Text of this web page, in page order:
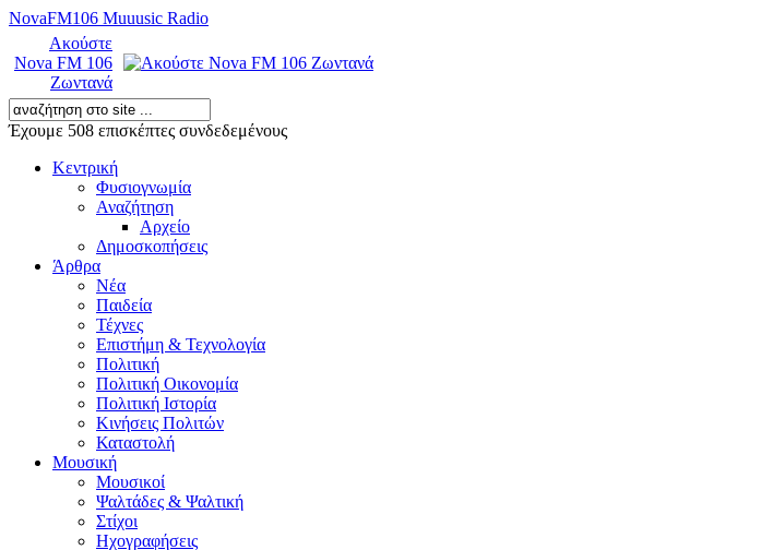
NovaFM106 Muuusic Radio
Ακούστε
Nova FM 106
Ζωντανά
Έχουμε 508 επισκέπτες συνδεδεμένους
Κεντρική
Φυσιογνωμία
Αναζήτηση
Αρχείο
Δημοσκοπήσεις
Άρθρα
Νέα
Παιδεία
Τέχνες
Επιστήμη & Τεχνολογία
Πολιτική
Πολιτική Οικονομία
Πολιτική Ιστορία
Κινήσεις Πολιτών
Καταστολή
Μουσική
Μουσικοί
Ψαλτάδες & Ψαλτική
Στίχοι
Ηχογραφήσεις